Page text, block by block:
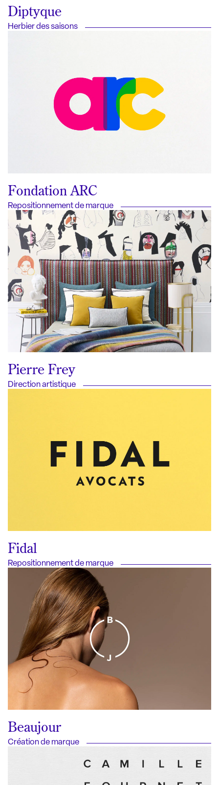
Diptyque
Herbier des saisons
Fondation ARC
Repositionnement de marque
Pierre Frey
Direction artistique
Fidal
Repositionnement de marque
Beaujour
Création de marque